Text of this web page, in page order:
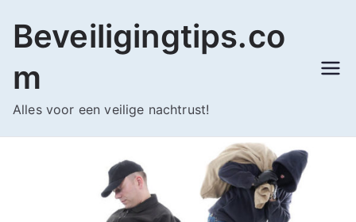
naar
inhoud
Beveiligingtips.co
m
Alles voor een veilige nachtrust!